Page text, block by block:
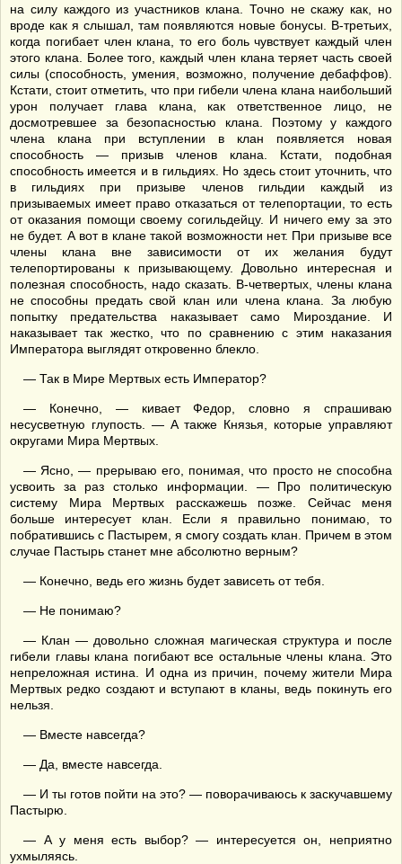
на силу каждого из участников клана. Точно не скажу как, но
вроде как я слышал, там появляются новые бонусы. В-третьих,
когда погибает член клана, то его боль чувствует каждый член
этого клана. Более того, каждый член клана теряет часть своей
силы (способность, умения, возможно, получение дебаффов).
Кстати, стоит отметить, что при гибели члена клана наибольший
урон получает глава клана, как ответственное лицо, не
досмотревшее за безопасностью клана. Поэтому у каждого
члена клана при вступлении в клан появляется новая
способность — призыв членов клана. Кстати, подобная
способность имеется и в гильдиях. Но здесь стоит уточнить, что
в гильдиях при призыве членов гильдии каждый из
призываемых имеет право отказаться от телепортации, то есть
от оказания помощи своему согильдейцу. И ничего ему за это
не будет. А вот в клане такой возможности нет. При призыве все
члены клана вне зависимости от их желания будут
телепортированы к призывающему. Довольно интересная и
полезная способность, надо сказать. В-четвертых, члены клана
не способны предать свой клан или члена клана. За любую
попытку предательства наказывает само Мироздание. И
наказывает так жестко, что по сравнению с этим наказания
Императора выглядят откровенно блекло.
— Так в Мире Мертвых есть Император?
— Конечно, — кивает Федор, словно я спрашиваю
несусветную глупость. — А также Князья, которые управляют
округами Мира Мертвых.
— Ясно, — прерываю его, понимая, что просто не способна
усвоить за раз столько информации. — Про политическую
систему Мира Мертвых расскажешь позже. Сейчас меня
больше интересует клан. Если я правильно понимаю, то
побратившись с Пастырем, я смогу создать клан. Причем в этом
случае Пастырь станет мне абсолютно верным?
— Конечно, ведь его жизнь будет зависеть от тебя.
— Не понимаю?
— Клан — довольно сложная магическая структура и после
гибели главы клана погибают все остальные члены клана. Это
непреложная истина. И одна из причин, почему жители Мира
Мертвых редко создают и вступают в кланы, ведь покинуть его
нельзя.
— Вместе навсегда?
— Да, вместе навсегда.
— И ты готов пойти на это? — поворачиваюсь к заскучавшему
Пастырю.
— А у меня есть выбор? — интересуется он, неприятно
ухмыляясь.